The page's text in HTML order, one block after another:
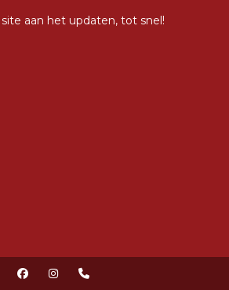
aan het updaten, tot snel!